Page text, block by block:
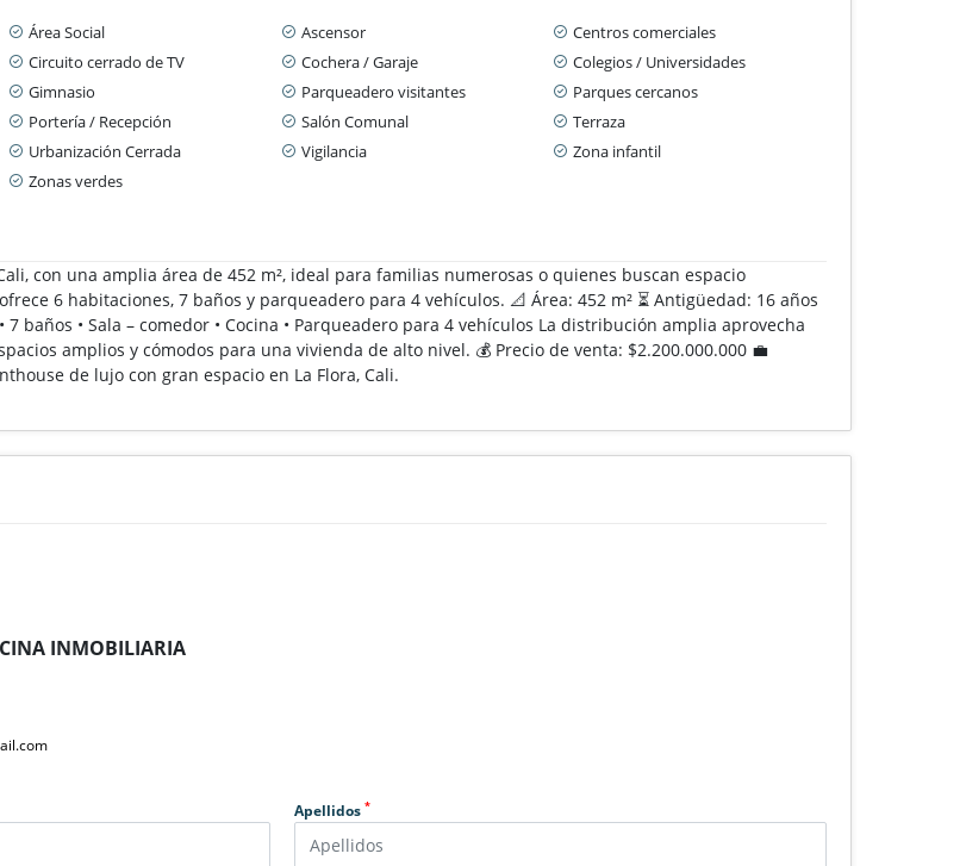
Área Social Ascensor
Centros comerciales
Circuito cerrado de TV Cochera / Garaje
Colegios / Universidades
Gimnasio Parqueadero visitantes
Parques cercanos
Portería / Recepción Salón Comunal
Terraza
Urbanización Cerrada Vigilancia
Zona infantil
Zonas verdes
con una amplia área de 452 m², ideal para familias numerosas o quienes buscan espacio
6 habitaciones, 7 baños y parqueadero para 4 vehículos. 📐 Área: 452 m² ⏳ Antigüedad: 16 años
baños • Sala – comedor • Cocina • Parqueadero para 4 vehículos La distribución amplia aprovecha
amplios y cómodos para una vivienda de alto nivel. 💰 Precio de venta: $2.200.000.000 💼
de lujo con gran espacio en La Flora, Cali.
INMOBILIARIA
Apellidos *